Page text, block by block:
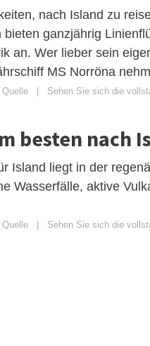
nach Island zu
bieten ganzjährig
an. Wer lieber sein
MS Norröna
Sehen Sie sich die
besten nach
Island liegt in der
Wasserfälle, aktive
Sehen Sie sich die